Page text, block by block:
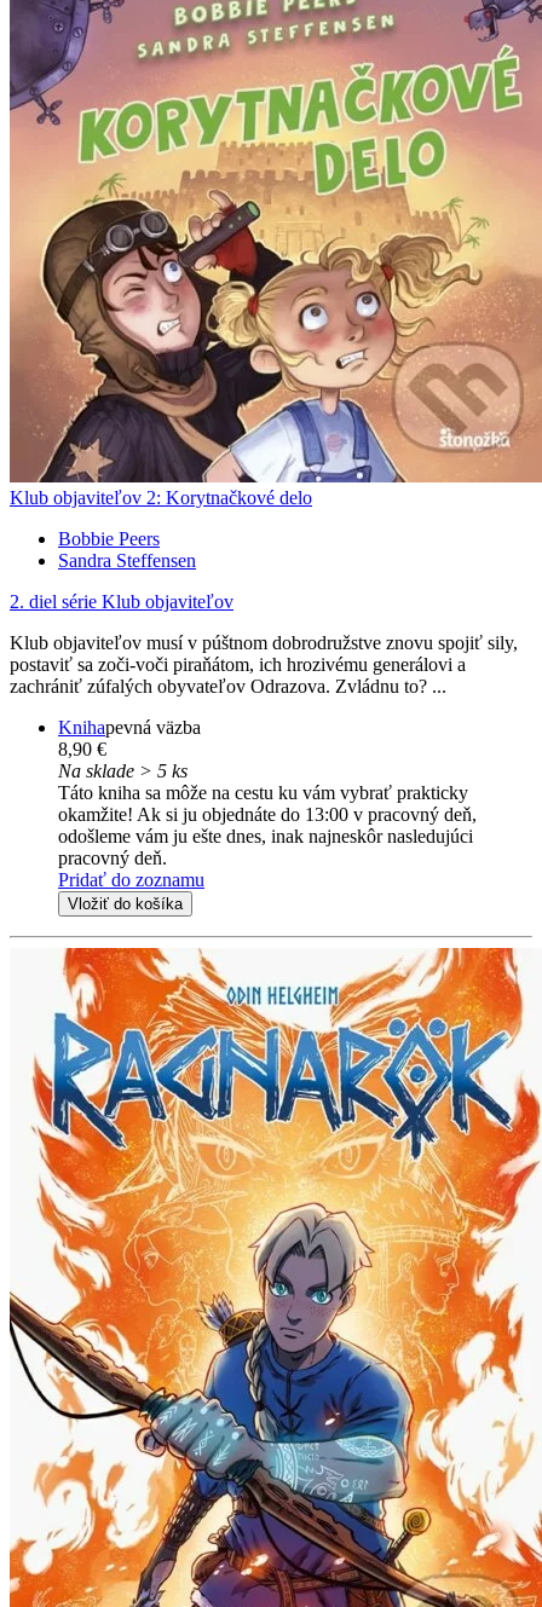
Klub objaviteľov 2: Korytnačkové delo
Bobbie Peers
Sandra Steffensen
2. diel série Klub objaviteľov
Klub objaviteľov musí v púštnom dobrodružstve znovu spojiť sily,
postaviť sa zoči-voči piraňátom, ich hrozivému generálovi a
zachrániť zúfalých obyvateľov Odrazova. Zvládnu to? ...
Knihapevná väzba
8,90 €
Na sklade > 5 ks
Táto kniha sa môže na cestu ku vám vybrať prakticky
okamžite! Ak si ju objednáte do 13:00 v pracovný deň,
odošleme vám ju ešte dnes, inak najneskôr nasledujúci
pracovný deň.
Pridať do zoznamu
Vložiť do košíka